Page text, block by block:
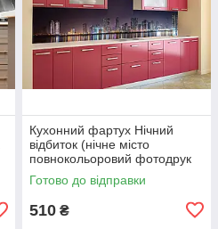
Кухонний фартух Нічний
відбиток (нічне місто
повнокольоровий фотодрук
наклейка для кухні) 600*2000
мм
Готово до відправки
510 ₴